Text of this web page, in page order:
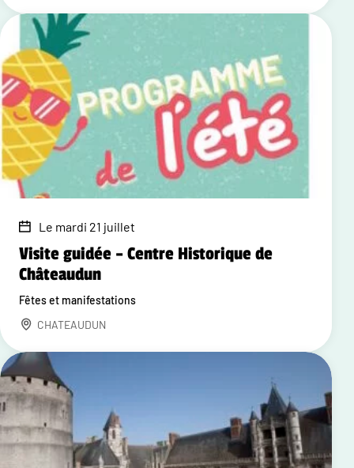
Le mardi 21 juillet
Visite guidée – Centre Historique de
Châteaudun
Fêtes et manifestations
CHATEAUDUN